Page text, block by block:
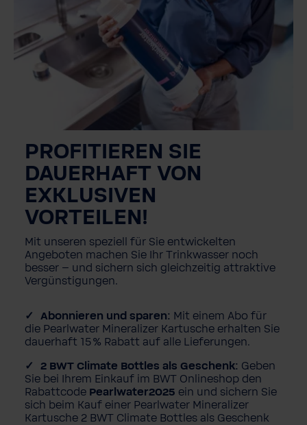
PROFITIEREN SIE
DAUERHAFT VON
EXKLUSIVEN
VORTEILEN!
Mit unseren speziell für Sie entwickelten
Angeboten machen Sie Ihr Trinkwasser noch
besser – und sichern sich gleichzeitig attraktive
Vergünstigungen.
Abonnieren und sparen: Mit einem Abo für
die Pearlwater Mineralizer Kartusche erhalten Sie
dauerhaft 15 % Rabatt auf alle Lieferungen.
2 BWT Climate Bottles als Geschenk: Geben
Sie bei Ihrem Einkauf im BWT Onlineshop den
Rabattcode Pearlwater2025 ein und sichern Sie
sich beim Kauf einer Pearlwater Mineralizer
Kartusche 2 BWT Climate Bottles als Geschenk